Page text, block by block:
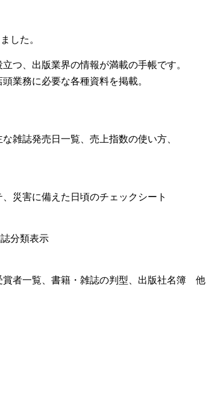
した。
、出版業界の情報が満載の手帳です。
務に必要な各種資料を掲載。
誌発売日一覧、売上指数の使い方、
害に備えた日頃のチェックシート
分類表示
一覧、書籍・雑誌の判型、出版社名簿 他